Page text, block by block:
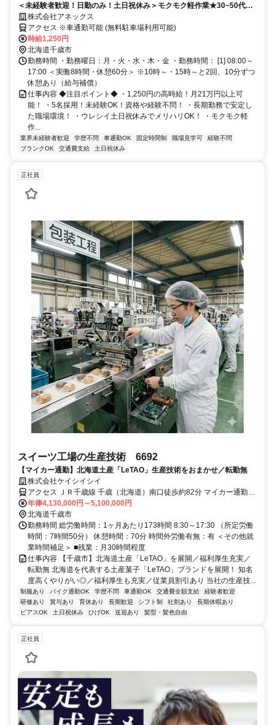
＜未経験者歓迎！日勤のみ！土日祝休み＞モクモク軽作業★30~50代男
性多数活躍中！
株式会社アネックス
アクセス ※車通勤可能 (無料駐車場利用可能)
時給1,250円
北海道千歳市
勤務時間 ・勤務曜日：月・火・水・木・金 ・勤務時間： [1] 08:00～
17:00 ＜実働8時間・休憩60分＞ ※10時～・15時～と2回、10分ずつ
休憩あり（給与補償）
仕事内容 ◆注目ポイント◆ ・1,250円の高時給！月21万円以上可
能！ ・5名採用！未経験OK！資格や経験不問！ ・長期勤務で安定し
た職場環境！ ・ウレシイ土日祝休みでメリハリOK！ ・モクモク軽
作...
業界未経験者歓迎 学歴不問 車通勤OK 固定時間制 職場見学可
経験不問
ブランクOK
交通費支給 土日祝休み
正社員
スイーツ工場の生産技術 6692
【マイカー通勤】北海道土産「LeTAO」生産技術をおまかせ／転勤無
株式会社ケイシイシイ
アクセス ＪＲ千歳線 千歳（北海道）南口徒歩約82分 マイカー通勤可
（駅からの社用バス運行中）
年俸4,130,000円～5,100,000円
北海道千歳市
勤務時間 総労働時間：1ヶ月あたり173時間 8:30～17:30 （所定労働
時間：7時間50分） 休憩時間：70分 時間外労働有無：有 ＜その他就
業時間補足＞ ■残業：月30時間程度
仕事内容 【千歳市】北海道土産「LeTAO」を展開／福利厚生充実／
転勤無 北海道を代表する土産菓子「LeTAO」ブランドを展開！ 知名
度高くやりがい◎／福利厚生も充実／従業員割引あり 当社の生産技...
制服あり バイク通勤OK 学歴不問 車通勤OK 交通費全額支給
経験者歓迎
研修あり
賞与あり 育休あり 長期歓迎 シフト制 社割あり
長期休暇あり
ピアスOK
土日祝休み ひげOK 送迎あり 髪型・髪色自由
正社員